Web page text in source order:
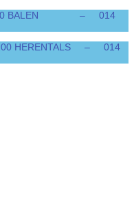
2490 BALEN – 014
HERENTALS – 014